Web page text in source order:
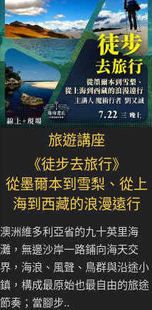
旅遊講座
《徒步去旅行》
從墨爾本到雪梨、從上
海到西藏的浪漫遠行
澳洲維多利亞省的九十英里海
灘，無邊沙岸一路鋪向海天交
界，海浪、風聲、鳥群與沿途小
鎮，構成最原始也最自由的旅途
節奏；當腳步..